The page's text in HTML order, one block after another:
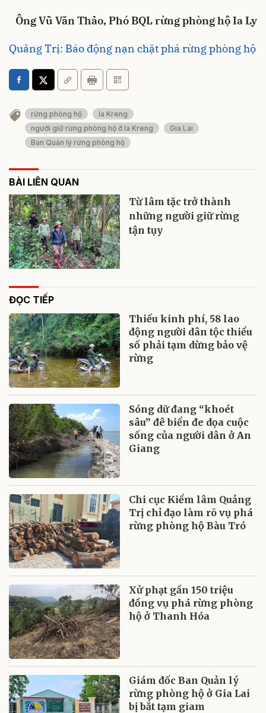
Ông Vũ Văn Thảo, Phó BQL rừng phòng hộ Ia Ly
Quảng Trị: Báo động nạn chặt phá rừng phòng hộ
rừng phòng hộ
Ia Kreng
người giữ rừng phòng hộ ở Ia Kreng
Gia Lai
Ban Quản lý rừng phòng hộ
BÀI LIÊN QUAN
Từ lâm tặc trở thành
những người giữ rừng
tận tụy
ĐỌC TIẾP
Thiếu kinh phí, 58 lao
động người dân tộc thiểu
số phải tạm dừng bảo vệ
rừng
Sóng dữ đang “khoét
sâu” đê biển đe dọa cuộc
sống của người dân ở An
Giang
Chi cục Kiểm lâm Quảng
Trị chỉ đạo làm rõ vụ phá
rừng phòng hộ Bàu Tró
Xử phạt gần 150 triệu
đồng vụ phá rừng phòng
hộ ở Thanh Hóa
Giám đốc Ban Quản lý
rừng phòng hộ ở Gia Lai
bị bắt tạm giam